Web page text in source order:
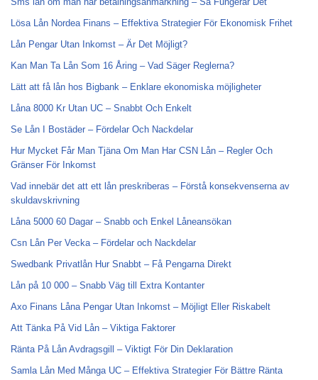
Lösa Lån Nordea Finans – Effektiva Strategier För Ekonomisk Frihet
Lån Pengar Utan Inkomst – Är Det Möjligt?
Kan Man Ta Lån Som 16 Åring – Vad Säger Reglerna?
Lätt att få lån hos Bigbank – Enklare ekonomiska möjligheter
Låna 8000 Kr Utan UC – Snabbt Och Enkelt
Se Lån I Bostäder – Fördelar Och Nackdelar
Hur Mycket Får Man Tjäna Om Man Har CSN Lån – Regler Och
Gränser För Inkomst
Vad innebär det att ett lån preskriberas – Förstå konsekvenserna av
skuldavskrivning
Låna 5000 60 Dagar – Snabb och Enkel Låneansökan
Csn Lån Per Vecka – Fördelar och Nackdelar
Swedbank Privatlån Hur Snabbt – Få Pengarna Direkt
Lån på 10 000 – Snabb Väg till Extra Kontanter
Axo Finans Låna Pengar Utan Inkomst – Möjligt Eller Riskabelt
Att Tänka På Vid Lån – Viktiga Faktorer
Ränta På Lån Avdragsgill – Viktigt För Din Deklaration
Samla Lån Med Många UC – Effektiva Strategier För Bättre Ränta